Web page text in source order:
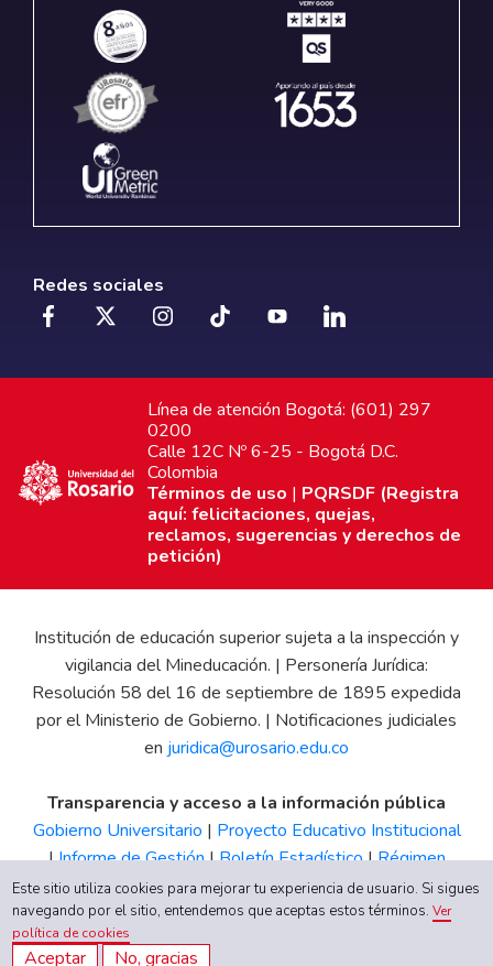
Redes sociales
Línea de atención Bogotá: (601) 297
0200
Calle 12C Nº 6-25 - Bogotá D.C.
Colombia
Términos de uso | PQRSDF (Registra
aquí: felicitaciones, quejas,
reclamos, sugerencias y derechos de
petición)
Institución de educación superior sujeta a la inspección y
vigilancia del Mineducación. | Personería Jurídica:
Resolución 58 del 16 de septiembre de 1895 expedida
por el Ministerio de Gobierno. | Notificaciones judiciales
en juridica@urosario.edu.co
Transparencia y acceso a la información pública
Gobierno Universitario | Proyecto Educativo Institucional
|Informe de Gestión|Boletín Estadístico|Régimen
Tributario|Estados Financieros |Código de Ética| Canal
de Integridad UR
Este sitio utiliza cookies para mejorar tu experiencia de usuario. Si sigues
navegando por el sitio, entendemos que aceptas estos términos.Ver
política de cookies
Aceptar No, gracias